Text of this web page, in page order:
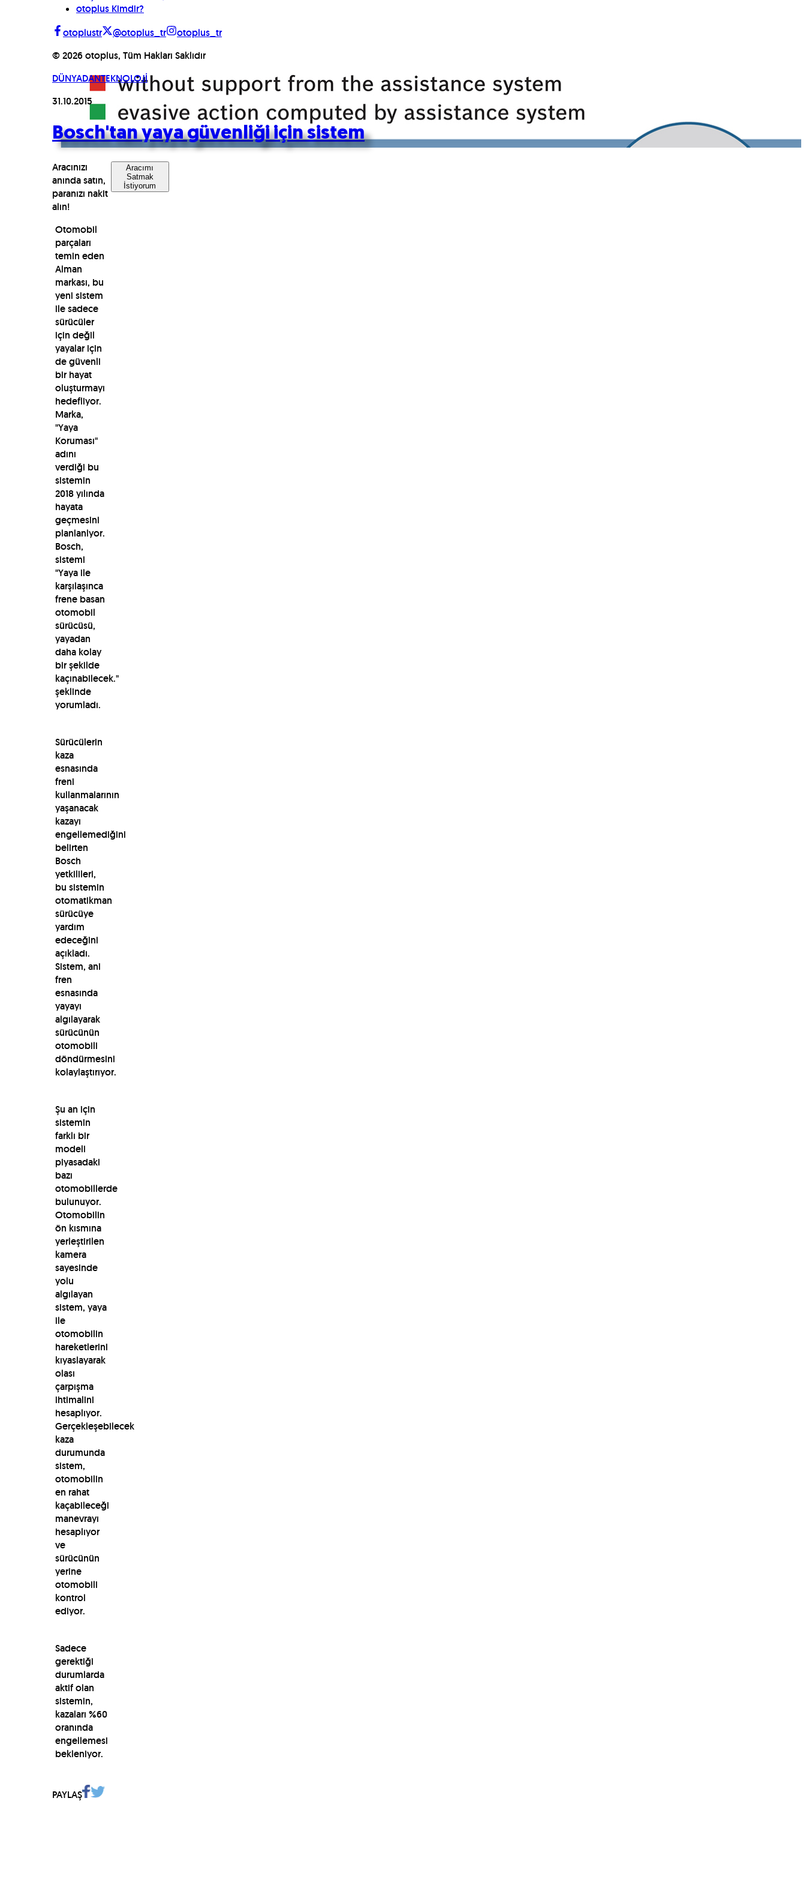
otoplus Kimdir?
otoplustr
@otoplus_tr
otoplus_tr
© 2026 otoplus, Tüm Hakları Saklıdır
DÜNYADANTEKNOLOJİ
31.10.2015
Bosch'tan yaya güvenliği için sistem
Aracınızı
anında satın,
paranızı nakit
alın!
Aracımı
Satmak
İstiyorum
Otomobil
parçaları
temin eden
Alman
markası, bu
yeni sistem
ile sadece
sürücüler
için değil
yayalar için
de güvenli
bir hayat
oluşturmayı
hedefliyor.
Marka,
"Yaya
Koruması"
adını
verdiği bu
sistemin
2018 yılında
hayata
geçmesini
planlanlyor.
Bosch,
sistemi
"Yaya ile
karşılaşınca
frene basan
otomobil
sürücüsü,
yayadan
daha kolay
bir şekilde
kaçınabilecek."
şeklinde
yorumladı.
Sürücülerin
kaza
esnasında
freni
kullanmalarının
yaşanacak
kazayı
engellemediğini
belirten
Bosch
yetkilileri,
bu sistemin
otomatikman
sürücüye
yardım
edeceğini
açıkladı.
Sistem, ani
fren
esnasında
yayayı
algılayarak
sürücünün
otomobili
döndürmesini
kolaylaştırıyor.
Şu an için
sistemin
farklı bir
modeli
piyasadaki
bazı
otomobillerde
bulunuyor.
Otomobilin
ön kısmına
yerleştirilen
kamera
sayesinde
yolu
algılayan
sistem, yaya
ile
otomobilin
hareketlerini
kıyaslayarak
olası
çarpışma
ihtimalini
hesaplıyor.
Gerçekleşebilecek
kaza
durumunda
sistem,
otomobilin
en rahat
kaçabileceği
manevrayı
hesaplıyor
ve
sürücünün
yerine
otomobili
kontrol
ediyor.
Sadece
gerektiği
durumlarda
aktif olan
sistemin,
kazaları %60
oranında
engellemesi
bekleniyor.
PAYLAŞ